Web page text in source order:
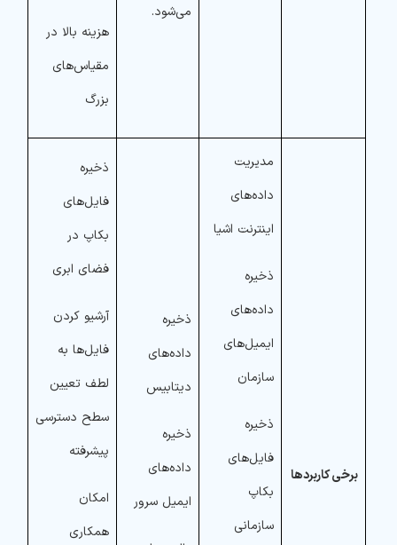
می‌شود.
هزینه بالا در
مقیاس‌های
بزرگ
برخی کاربردها
مدیریت
داده‌های
اینترنت اشیا
ذخیره
داده‌های
ایمیل‌های
سازمان
ذخیره
فایل‌های
بکاپ
سازمانی
ذخیره
داده‌های
دیتابیس
ذخیره
داده‌های
ایمیل سرور
ذخیره
فایل‌های
بکاپ در
فضای ابری
آرشیو کردن
فایل‌ها به
لطف تعیین
سطح دسترسی
پیشرفته
امکان
همکاری